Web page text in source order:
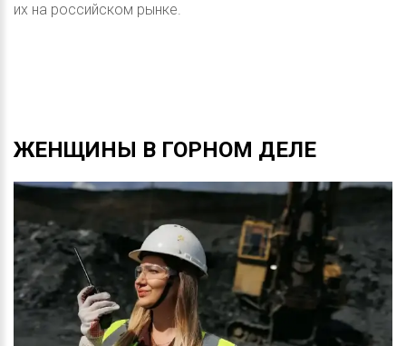
их на российском рынке.
ЖЕНЩИНЫ В ГОРНОМ ДЕЛЕ